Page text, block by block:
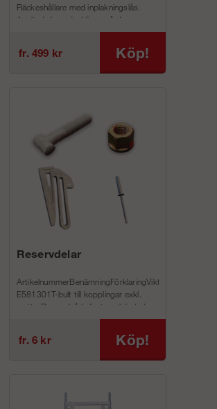
Räckeshållare med inplakningslås.
Används huvudsakligen på den
översta nivån på din ställning samt vi...
fr. 499 kr Köp!
Reservdelar
ArtikelnummerBenämningFörklaringViktAL-
E581301T-bult till kopplingar exkl.
mutterPassar både fasta och ledade
kopplingar (knutar)100A...
fr. 6 kr Köp!